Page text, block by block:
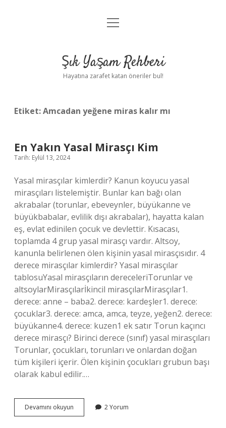
Anasayfa
Yasal Uyarı
menüyü
Şık Yaşam Rehberi
Hayatına zarafet katan öneriler bul!
Etiket:Amcadan yeğene miras kalır mı
En Yakın Yasal Mirasçı Kim
Tarih: Eylül 13, 2024
Yasal mirasçılar kimlerdir? Kanun koyucu yasal
mirasçıları listelemiştir. Bunlar kan bağı olan
akrabalar (torunlar, ebeveynler, büyükanne ve
büyükbabalar, evlilik dışı akrabalar), hayatta kalan
eş, evlat edinilen çocuk ve devlettir. Kısacası,
toplamda 4 grup yasal mirasçı vardır. Altsoy,
kanunla belirlenen ölen kişinin yasal mirasçısıdır. 4
derece mirasçılar kimlerdir? Yasal mirasçılar
tablosuYasal mirasçıların dereceleriTorunlar ve
altsoylarMirasçılarİkincil mirasçılarMirasçılar1.
derece: anne – baba2. derece: kardeşler1. derece:
çocuklar3. derece: amca, amca, teyze, yeğen2. derece:
büyükanne4. derece: kuzen1 ek satır Torun kaçıncı
derece mirasçı? Birinci derece (sınıf) yasal mirasçıları
Torunlar, çocukları, torunları ve onlardan doğan
tüm kişileri içerir. Ölen kişinin çocukları grubun başı
olarak kabul edilir.…
Devamını okuyun
Yakın
2 Yorum